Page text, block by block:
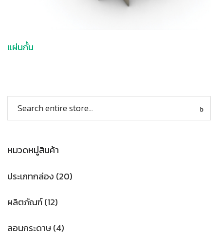
แผ่นกั้น
หมวดหมู่สินค้า
ประเภทกล่อง (20)
ผลิตภัณฑ์(12)
ลอนกระดาษ(4)